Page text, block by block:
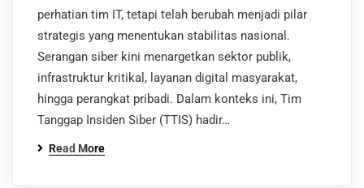
perhatian tim IT, tetapi telah berubah menjadi pilar
strategis yang menentukan stabilitas nasional.
Serangan siber kini menargetkan sektor publik,
infrastruktur kritikal, layanan digital masyarakat,
hingga perangkat pribadi. Dalam konteks ini, Tim
Tanggap Insiden Siber (TTIS) hadir…
Read More